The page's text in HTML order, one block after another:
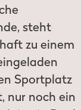
steht
zu einem
Sportplatz
nur noch ein